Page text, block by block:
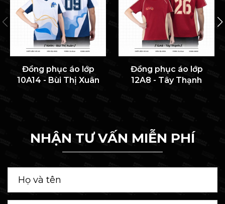
Đồng phục áo lớp
10A14 - Bùi Thị Xuân
Đồng phục áo lớp
12A8 - Tây Thạnh
NHẬN TƯ VẤN MIỄN PHÍ